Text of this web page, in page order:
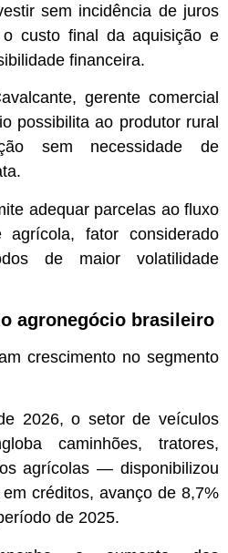
sem incidência de juros
o custo final da aquisição e
financeira.
gerente comercial
possibilita ao produtor rural
sem necessidade de
adequar parcelas ao fluxo
fator considerado
de maior volatilidade
agronegócio brasileiro
crescimento no segmento
2026, o setor de veículos
caminhões, tratores,
agrícolas — disponibilizou
créditos, avanço de 8,7%
de 2025.